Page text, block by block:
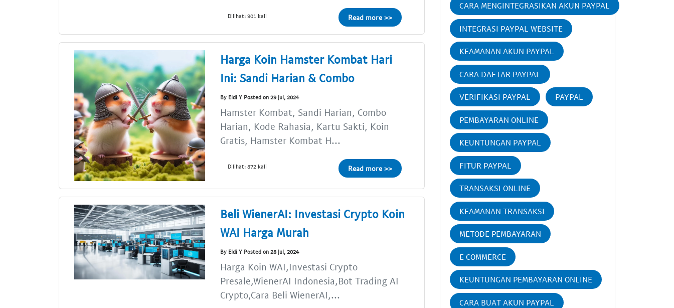
Dilihat: 901 kali Read more >>
Harga Koin Hamster Kombat Hari
Ini: Sandi Harian & Combo
By Eldi Y Posted on 29 Jul, 2024
Hamster Kombat, Sandi Harian, Combo
Harian, Kode Rahasia, Kartu Sakti, Koin
Gratis, Hamster Kombat H...
Dilihat: 872 kali Read more >>
Beli WienerAI: Investasi Crypto Koin
WAI Harga Murah
By Eldi Y Posted on 28 Jul, 2024
Harga Koin WAI,Investasi Crypto
Presale,WienerAI Indonesia,Bot Trading AI
Crypto,Cara Beli WienerAI,...
CARA MENGINTEGRASIKAN AKUN PAYPAL
INTEGRASI PAYPAL WEBSITE
KEAMANAN AKUN PAYPAL
CARA DAFTAR PAYPAL
VERIFIKASI PAYPAL PAYPAL
PEMBAYARAN ONLINE
KEUNTUNGAN PAYPAL
FITUR PAYPAL
TRANSAKSI ONLINE
KEAMANAN TRANSAKSI
METODE PEMBAYARAN
E COMMERCE
KEUNTUNGAN PEMBAYARAN ONLINE
CARA BUAT AKUN PAYPAL